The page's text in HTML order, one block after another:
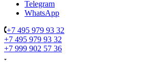
Telegram
WhatsApp
+7 495 979 93 32
+7 495 979 93 32
+7 999 902 57 36